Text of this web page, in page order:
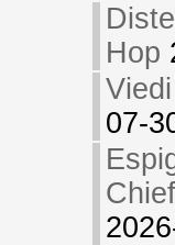
Hop
07-